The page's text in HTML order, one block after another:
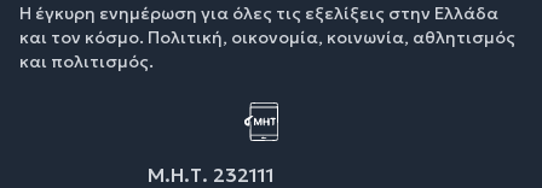
Η έγκυρη ενημέρωση για όλες τις εξελίξεις στην Ελλάδα
και τον κόσμο. Πολιτική, οικονομία, κοινωνία, αθλητισμός
και πολιτισμός.
Μ.Η.Τ. 232111